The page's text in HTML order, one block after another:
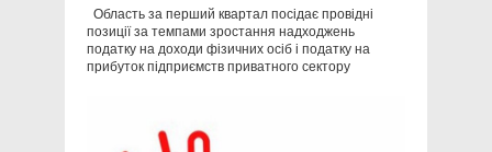
Область за перший квартал посідає провідні
позиції за темпами зростання надходжень
податку на доходи фізичних осіб і податку на
прибуток підприємств приватного сектору